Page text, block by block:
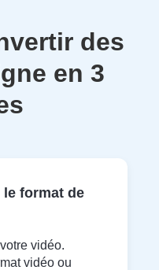
des
en 3
format de
vidéo.
vidéo ou